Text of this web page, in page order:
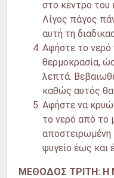
στο κέντρο του
Λίγος πάγος
αυτή τη
Αφήστε το νερό
θερμοκρασία,
λεπτά.
καθώς αυτός θα
Αφήστε να
το νερό από το
αποστειρωμένη
ψυγείο έως και
ΜΕΘΟΔΟΣ ΤΡΙΤΗ: Η